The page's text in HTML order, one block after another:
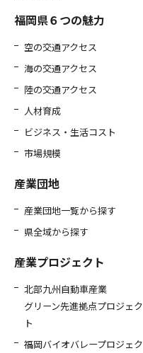
福岡県６つの魅力
空の交通アクセス
海の交通アクセス
陸の交通アクセス
人材育成
ビジネス・生活コスト
市場規模
産業団地
産業団地一覧から探す
県全域から探す
産業プロジェクト
北部九州自動車産業
グリーン先進拠点プロジェク
ト
福岡バイオバレープロジェク